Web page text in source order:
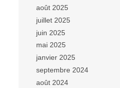
août 2025
juillet 2025
juin 2025
mai 2025
janvier 2025
septembre 2024
août 2024